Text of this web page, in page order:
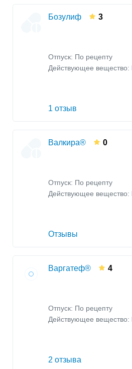
Бозулиф 3
Отпуск: По рецепту
Действующее вещество:
1 отзыв
Валкира® 0
Отпуск: По рецепту
Действующее вещество:
Отзывы
Варгатеф® 4
Отпуск: По рецепту
Действующее вещество:
2 отзыва